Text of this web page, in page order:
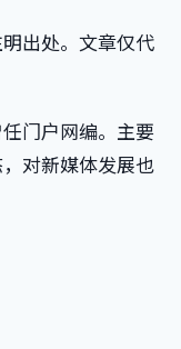
出处。文章仅代
门户网编。主要
对新媒体发展也